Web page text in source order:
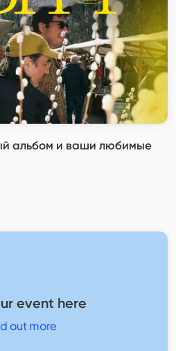
альбом и ваши любимые
event here
out more